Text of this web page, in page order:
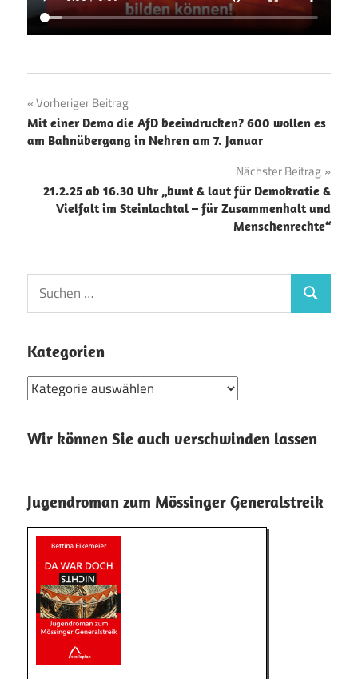
Beitragsnavigation
Vorheriger Beitrag
Mit einer Demo die AfD beeindrucken? 600 wollen es
am Bahnübergang in Nehren am 7. Januar
Nächster Beitrag
21.2.25 ab 16.30 Uhr „bunt & laut für Demokratie &
Vielfalt im Steinlachtal – für Zusammenhalt und
Menschenrechte“
Suchen
nach:
Suchen
Kategorien
Kategorien
Wir können Sie auch verschwinden lassen
Jugendroman zum Mössinger Generalstreik